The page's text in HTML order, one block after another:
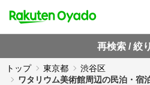
再検索 / 絞
トップ 東京都
渋谷区
ワタリウム美術館周辺の民泊・宿